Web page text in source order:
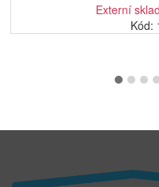
Externí
Kód: